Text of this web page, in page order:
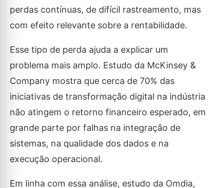
perdas contínuas, de difícil rastreamento, mas
com efeito relevante sobre a rentabilidade.
Esse tipo de perda ajuda a explicar um
problema mais amplo. Estudo da McKinsey &
Company mostra que cerca de 70% das
iniciativas de transformação digital na indústria
não atingem o retorno financeiro esperado, em
grande parte por falhas na integração de
sistemas, na qualidade dos dados e na
execução operacional.
Em linha com essa análise, estudo da Omdia,